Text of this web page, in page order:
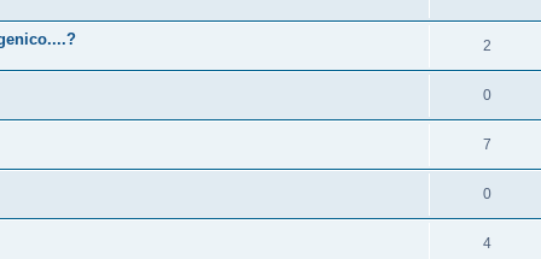
2
0
7
0
4